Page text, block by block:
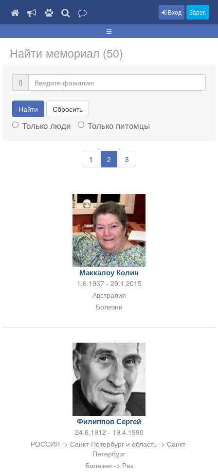
Вход Зарег.
Найти мемориал (50)
Найти Сбросить
Только люди Только питомцы
1 2 3
Маккалоу Колин
1.6.1937 - 29.1.2015
Австралия
Болезни
Филиппов Сергей
24.6.1912 - 19.4.1990
РОССИЯ -> Санкт-Петербург и область -> Санкт-
Петербург
Болезни -> Рак